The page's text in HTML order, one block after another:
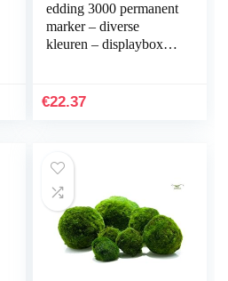
edding 3000 permanent
marker – diverse
kleuren – displaybox
sneldrogende…
€22.37